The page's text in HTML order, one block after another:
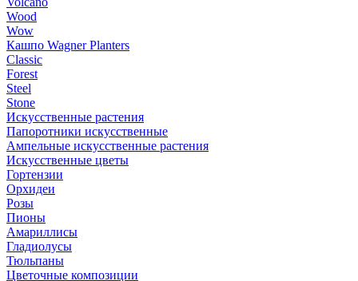
Wood
Wow
Кашпо Wagner Planters
Classic
Forest
Steel
Stone
Искусственные растения
Папоротники искусственные
Ампельные искусственные растения
Искусственные цветы
Гортензии
Орхидеи
Розы
Пионы
Амариллисы
Гладиолусы
Тюльпаны
Цветочные композиции